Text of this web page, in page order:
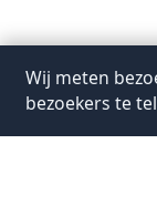
Wij meten
bezoekers te